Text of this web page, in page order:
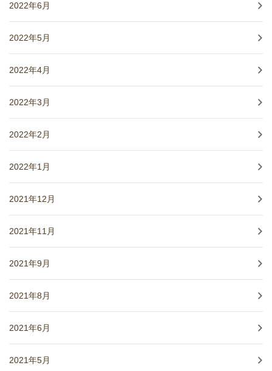
2022年6月
2022年5月
2022年4月
2022年3月
2022年2月
2022年1月
2021年12月
2021年11月
2021年9月
2021年8月
2021年6月
2021年5月